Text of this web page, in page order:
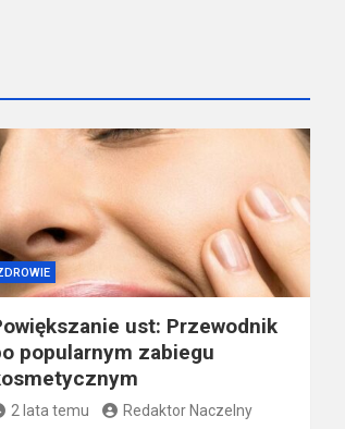
ust: Przewodnik
popularnym zabiegu
2 lata temu Redaktor Naczelny